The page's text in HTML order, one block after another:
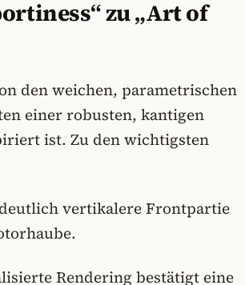
zu „Art of
den weichen, parametrischen
einer robusten, kantigen
ist. Zu den wichtigsten
vertikalere Frontpartie
Rendering bestätigt eine